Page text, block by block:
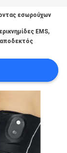
εσωρούχων
EMS,
αποδεκτός